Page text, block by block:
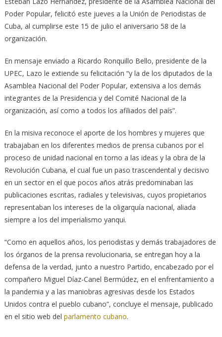
Poder Popular, felicitó este jueves a la Unión de Periodistas de
Cuba, al cumplirse este 15 de julio el aniversario 58 de la
organización.
En mensaje enviado a Ricardo Ronquillo Bello, presidente de la
UPEC, Lazo le extiende su felicitación “y la de los diputados de la
Asamblea Nacional del Poder Popular, extensiva a los demás
integrantes de la Presidencia y del Comité Nacional de la
organización, así como a todos los afiliados del país”.
En la misiva reconoce el aporte de los hombres y mujeres que
trabajaban en los diferentes medios de prensa cubanos por el
proceso de unidad nacional en torno a las ideas y la obra de la
Revolución Cubana, el cual fue un paso trascendental y decisivo
en un sector en el que pocos años atrás predominaban las
publicaciones escritas, radiales y televisivas, cuyos propietarios
representaban los intereses de la oligarquía nacional, aliada
siempre a los del imperialismo yanqui.
“Como en aquellos años, los periodistas y demás trabajadores de
los órganos de la prensa revolucionaria, se entregan hoy a la
defensa de la verdad, junto a nuestro Partido, encabezado por el
compañero Miguel Díaz-Canel Bermúdez, en el enfrentamiento a
la pandemia y a las maniobras agresivas desde los Estados
Unidos contra el pueblo cubano”, concluye el mensaje, publicado
en el sitio web del parlamento cubano.